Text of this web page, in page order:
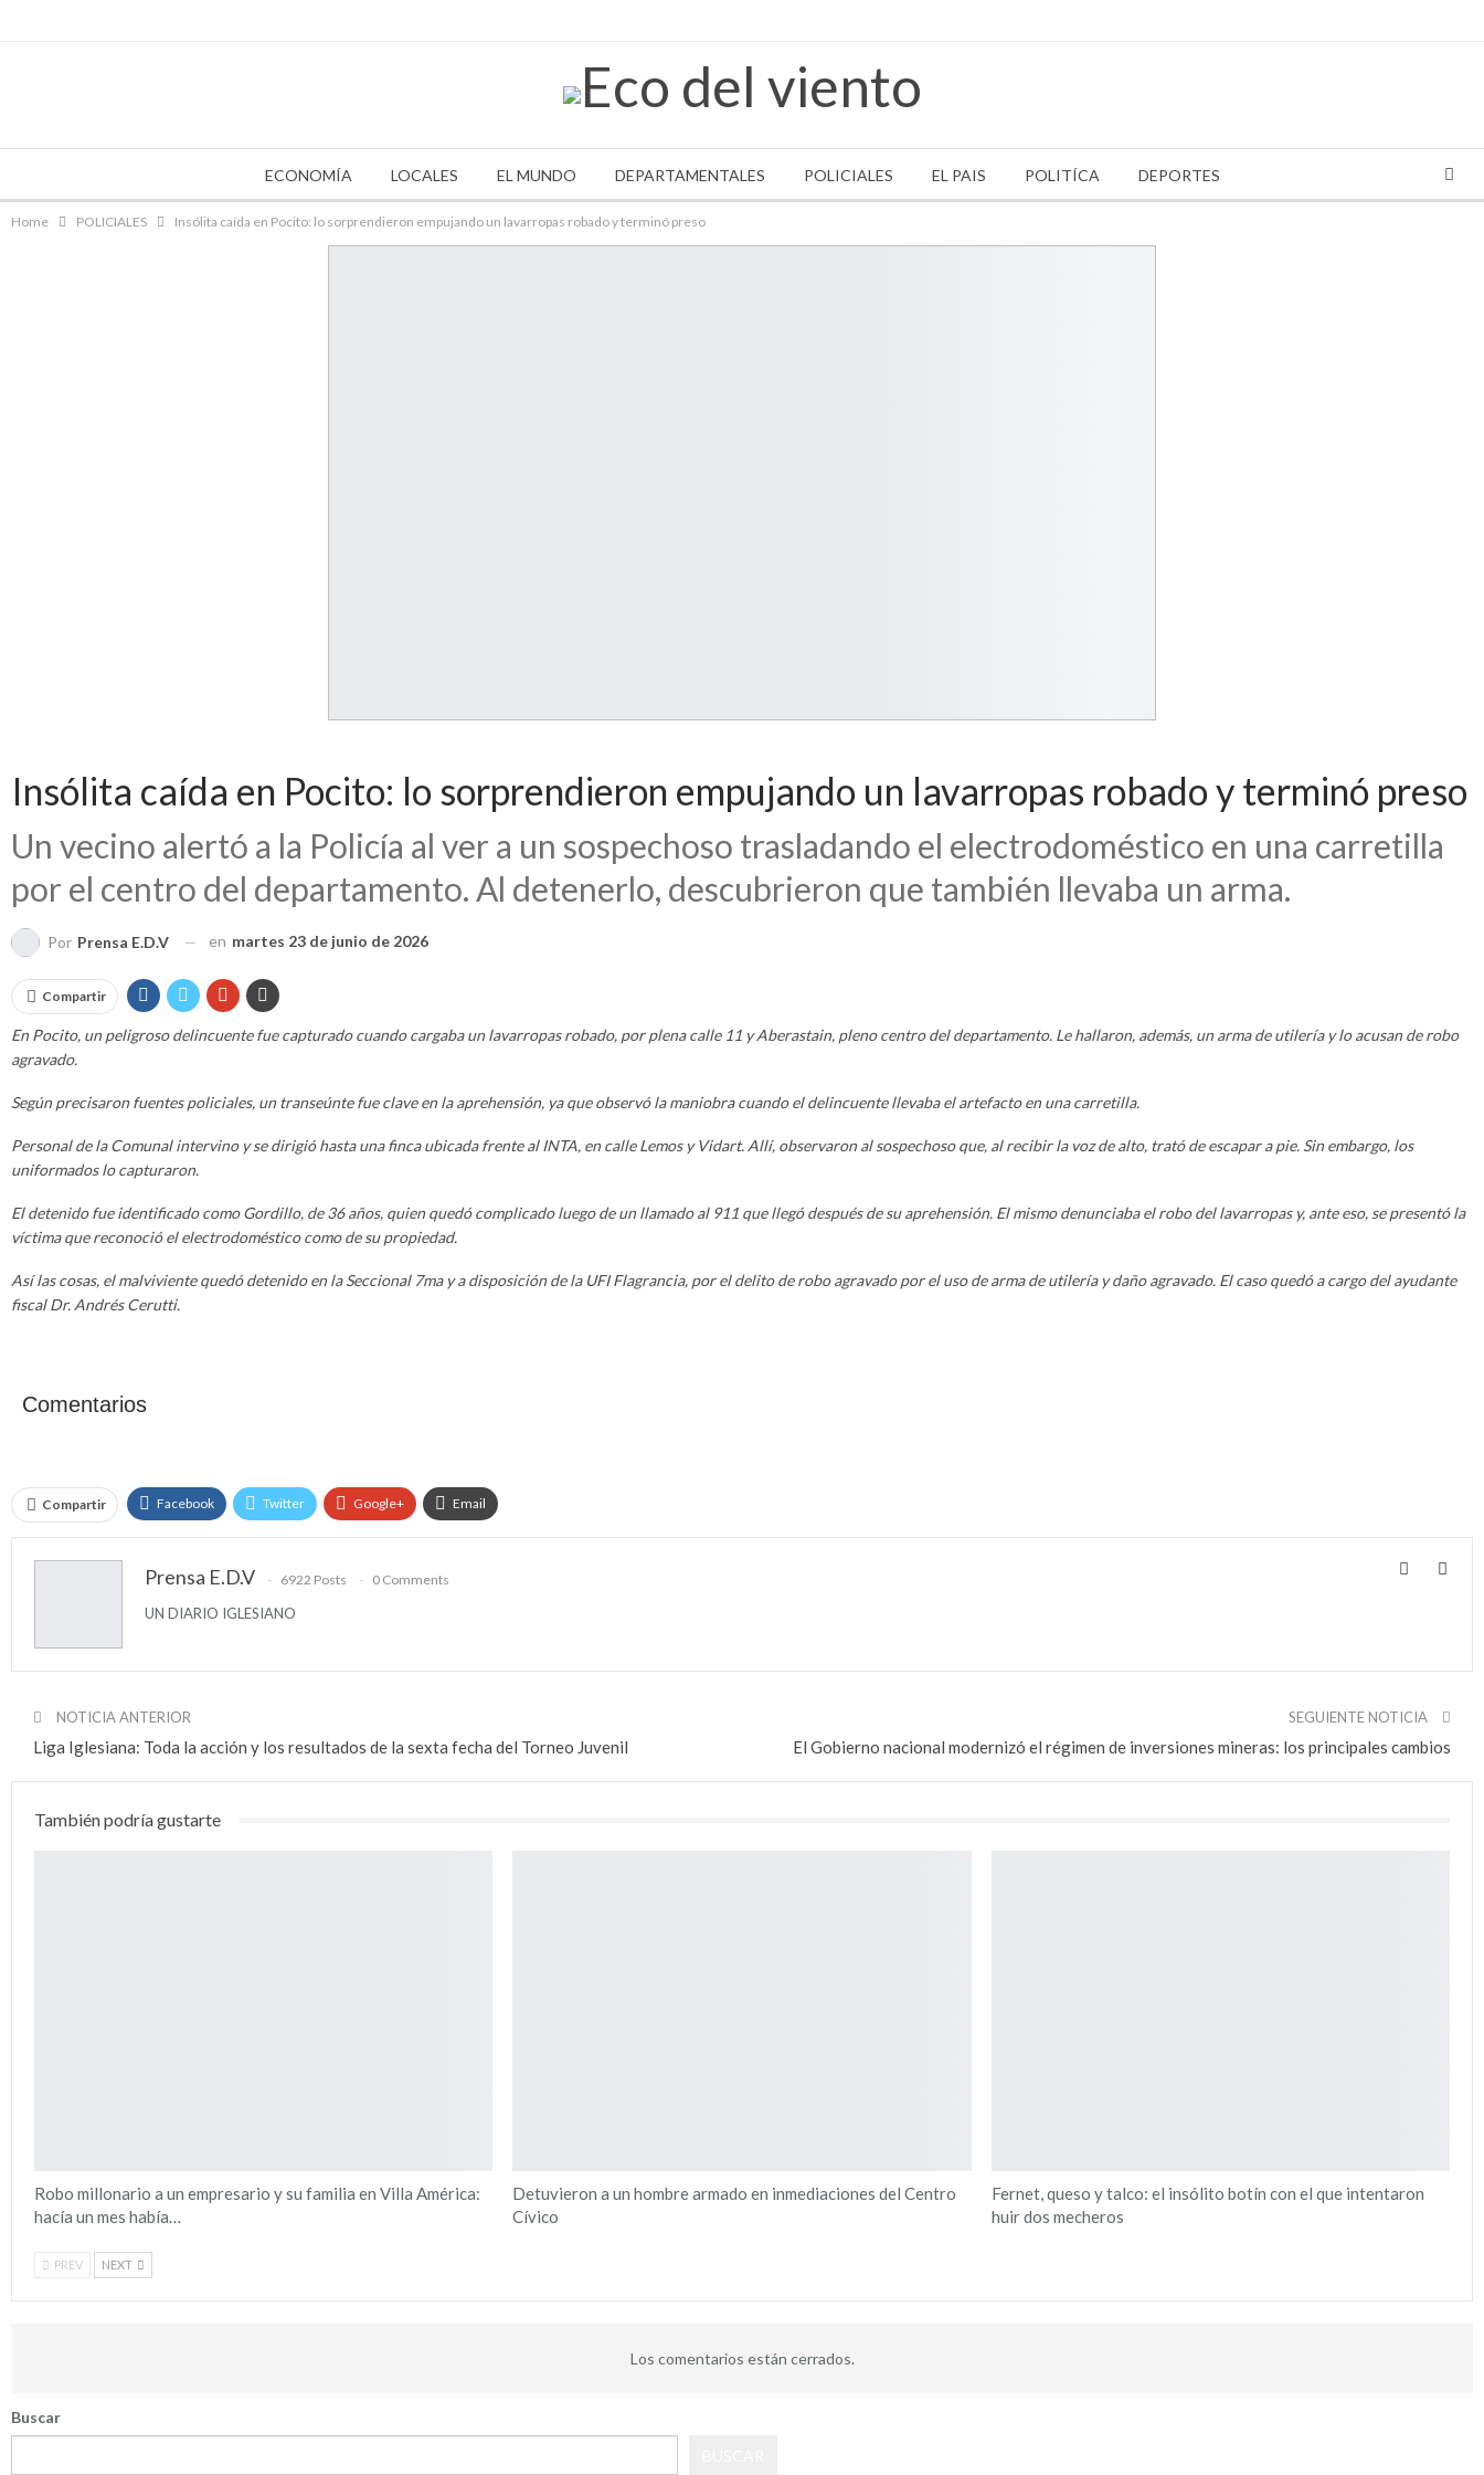
ECONOMÍA LOCALES EL MUNDO DEPARTAMENTALES POLICIALES EL PAIS POLITÍCA DEPORTES
Home POLICIALES Insólita caída en Pocito: lo sorprendieron empujando un lavarropas robado y terminó preso
Insólita caída en Pocito: lo sorprendieron empujando un lavarropas robado y terminó preso
Un vecino alertó a la Policía al ver a un sospechoso trasladando el electrodoméstico en una carretilla
por el centro del departamento. Al detenerlo, descubrieron que también llevaba un arma.
Por Prensa E.D.V en martes 23 de junio de 2026
Compartir
En Pocito, un peligroso delincuente fue capturado cuando cargaba un lavarropas robado, por plena calle 11 y Aberastain, pleno centro del departamento. Le hallaron, además, un arma de utilería y lo acusan de robo
agravado.
Según precisaron fuentes policiales, un transeúnte fue clave en la aprehensión, ya que observó la maniobra cuando el delincuente llevaba el artefacto en una carretilla.
Personal de la Comunal intervino y se dirigió hasta una finca ubicada frente al INTA, en calle Lemos y Vidart. Allí, observaron al sospechoso que, al recibir la voz de alto, trató de escapar a pie. Sin embargo, los
uniformados lo capturaron.
El detenido fue identificado como Gordillo, de 36 años, quien quedó complicado luego de un llamado al 911 que llegó después de su aprehensión. El mismo denunciaba el robo del lavarropas y, ante eso, se presentó la
víctima que reconoció el electrodoméstico como de su propiedad.
Así las cosas, el malviviente quedó detenido en la Seccional 7ma y a disposición de la UFI Flagrancia, por el delito de robo agravado por el uso de arma de utilería y daño agravado. El caso quedó a cargo del ayudante
fiscal Dr. Andrés Cerutti.
Comentarios
Compartir Facebook Twitter Google+ Email
Prensa E.D.V 6922 Posts 0 Comments
UN DIARIO IGLESIANO
NOTICIA ANTERIOR
Liga Iglesiana: Toda la acción y los resultados de la sexta fecha del Torneo Juvenil
SEGUIENTE NOTICIA
El Gobierno nacional modernizó el régimen de inversiones mineras: los principales cambios
También podría gustarte
Robo millonario a un empresario y su familia en Villa América:
hacía un mes había…
Detuvieron a un hombre armado en inmediaciones del Centro
Cívico
Fernet, queso y talco: el insólito botín con el que intentaron
huir dos mecheros
PREV NEXT
Los comentarios están cerrados.
Buscar